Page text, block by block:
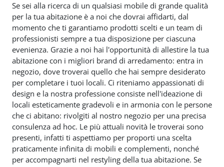
Se sei alla ricerca di un qualsiasi mobile di grande qualità
per la tua abitazione è a noi che dovrai affidarti, dal
momento che ti garantiamo prodotti scelti e un team di
professionisti sempre a tua disposizione per ciascuna
evenienza. Grazie a noi hai l'opportunità di allestire la tua
abitazione con i migliori brand di arredamento: entra in
negozio, dove troverai quello che hai sempre desiderato
per completare i tuoi locali. Ci riteniamo appassionati di
design e la nostra professione consiste nell'ideazione di
locali esteticamente gradevoli e in armonia con le persone
che ci abitano: rivolgiti al nostro negozio per una precisa
consulenza ad hoc. Le più attuali novità le troverai sono
presenti, infatti ti aspettiamo per proporti una scelta
praticamente infinita di mobili e complementi, nonché
per accompagnarti nel restyling della tua abitazione. Se